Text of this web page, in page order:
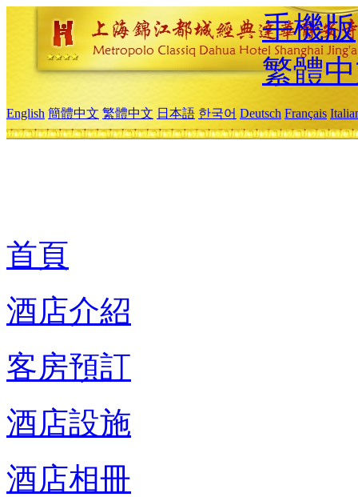
手機版
繁體
English 簡體中文 繁體中文 日本語 한국어 Deutsch Français
首頁
酒店介紹
客房預訂
酒店設施
酒店相冊